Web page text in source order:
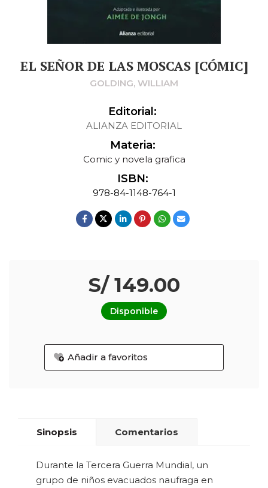
EL SEÑOR DE LAS MOSCAS [CÓMIC]
GOLDING, WILLIAM
Editorial:
ALIANZA EDITORIAL
Materia:
Comic y novela grafica
ISBN:
978-84-1148-764-1
S/ 149.00
Disponible
Añadir a favoritos
Sinopsis Comentarios
Durante la Tercera Guerra Mundial, un
grupo de niños evacuados naufraga en